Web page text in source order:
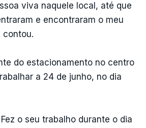
viva naquele local, até que
e encontraram o meu
contou.
do estacionamento no centro
a 24 de junho, no dia
o seu trabalho durante o dia